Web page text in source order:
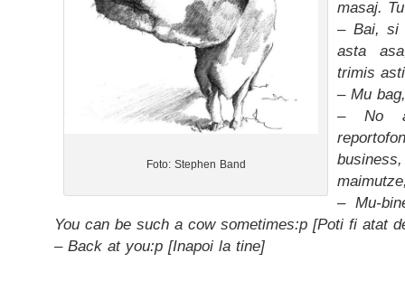
Foto: Stephen Band
masaj.
– Bai, si
asta
trimis
– Mu
– No
– Mu-
You can be such a cow sometimes:p [Poti fi atat
– Back at you:p [Inapoi la tine]